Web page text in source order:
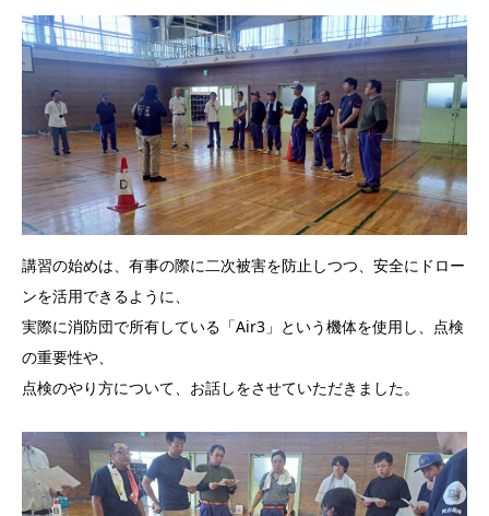
講習の始めは、有事の際に二次被害を防止しつつ、安全にドロー
ンを活用できるように、
実際に消防団で所有している「Air3」という機体を使用し、点検
の重要性や、
点検のやり方について、お話しをさせていただきました。